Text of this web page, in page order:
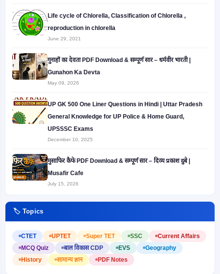
Life cycle of Chlorella, Classification of Chlorella ,
reproduction in chlorella
June 29, 2021
गुनाहों का देवता PDF Download & सम्पूर्ण सार – धर्मवीर भारती |
Gunahon Ka Devta
May 09, 2026
UP GK 500 One Liner Questions in Hindi | Uttar Pradesh
General Knowledge for UP Police & Home Guard,
UPSSSC Exams
December 10, 2025
मुसाफिर कैफे PDF Download & सम्पूर्ण सार – दिव्य प्रकाश दुबे |
Musafir Cafe
July 15, 2026
🏷️ Topics
CTET UPTET Super TET SSC
Current Affairs
MCQ Quiz
बाल विकास CDP EVS
Geography
History
सामान्य ज्ञान PDF Notes